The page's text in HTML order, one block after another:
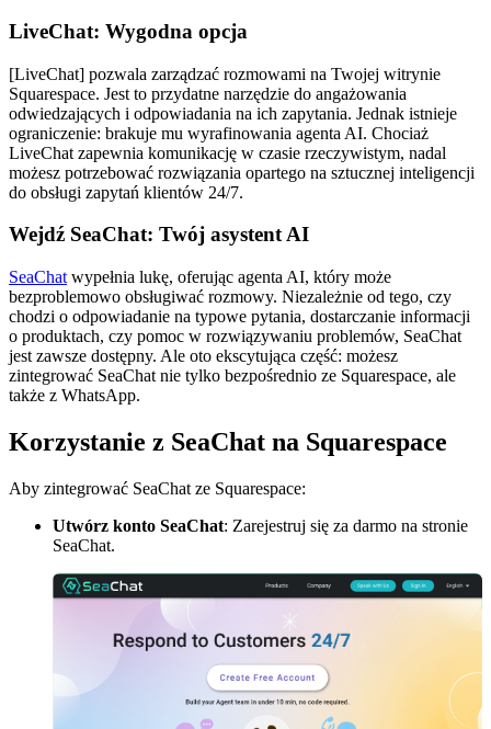
LiveChat: Wygodna opcja
[LiveChat] pozwala zarządzać rozmowami na Twojej witrynie
Squarespace. Jest to przydatne narzędzie do angażowania
odwiedzających i odpowiadania na ich zapytania. Jednak istnieje
ograniczenie: brakuje mu wyrafinowania agenta AI. Chociaż
LiveChat zapewnia komunikację w czasie rzeczywistym, nadal
możesz potrzebować rozwiązania opartego na sztucznej inteligencji
do obsługi zapytań klientów 24/7.
Wejdź SeaChat: Twój asystent AI
SeaChat wypełnia lukę, oferując agenta AI, który może
bezproblemowo obsługiwać rozmowy. Niezależnie od tego, czy
chodzi o odpowiadanie na typowe pytania, dostarczanie informacji
o produktach, czy pomoc w rozwiązywaniu problemów, SeaChat
jest zawsze dostępny. Ale oto ekscytująca część: możesz
zintegrować SeaChat nie tylko bezpośrednio ze Squarespace, ale
także z WhatsApp.
Korzystanie z SeaChat na Squarespace
Aby zintegrować SeaChat ze Squarespace:
Utwórz konto SeaChat: Zarejestruj się za darmo na stronie
SeaChat.